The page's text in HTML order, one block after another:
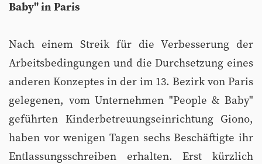
Baby" in Paris
Nach einem Streik für die Verbesserung der
Arbeitsbedingungen und die Durchsetzung eines
anderen Konzeptes in der im 13. Bezirk von Paris
gelegenen, vom Unternehmen "People & Baby"
geführten Kinderbetreuungseinrichtung Giono,
haben vor wenigen Tagen sechs Beschäftigte ihr
Entlassungsschreiben erhalten. Erst kürzlich